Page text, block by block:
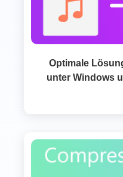
Optimale
unter Windows